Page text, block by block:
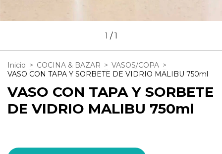
1 /1
Inicio > COCINA & BAZAR > VASOS/COPA >
VASO CON TAPA Y SORBETE DE VIDRIO MALIBU 750ml
VASO CON TAPA Y SORBETE
DE VIDRIO MALIBU 750ml